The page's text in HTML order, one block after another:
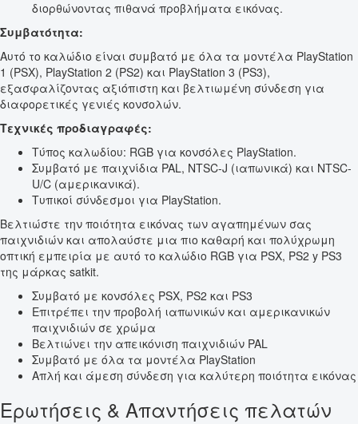
διορθώνοντας πιθανά προβλήματα εικόνας.
Συμβατότητα:
Αυτό το καλώδιο είναι συμβατό με όλα τα μοντέλα PlayStation
1 (PSX), PlayStation 2 (PS2) και PlayStation 3 (PS3),
εξασφαλίζοντας αξιόπιστη και βελτιωμένη σύνδεση για
διαφορετικές γενιές κονσολών.
Τεχνικές προδιαγραφές:
Τύπος καλωδίου: RGB για κονσόλες PlayStation.
Συμβατό με παιχνίδια PAL, NTSC-J (ιαπωνικά) και NTSC-
U/C (αμερικανικά).
Τυπικοί σύνδεσμοι για PlayStation.
Βελτιώστε την ποιότητα εικόνας των αγαπημένων σας
παιχνιδιών και απολαύστε μια πιο καθαρή και πολύχρωμη
οπτική εμπειρία με αυτό το καλώδιο RGB για PSX, PS2 y PS3
της μάρκας satkit.
Συμβατό με κονσόλες PSX, PS2 και PS3
Επιτρέπει την προβολή ιαπωνικών και αμερικανικών
παιχνιδιών σε χρώμα
Βελτιώνει την απεικόνιση παιχνιδιών PAL
Συμβατό με όλα τα μοντέλα PlayStation
Απλή και άμεση σύνδεση για καλύτερη ποιότητα εικόνας
Ερωτήσεις & Απαντήσεις πελατών